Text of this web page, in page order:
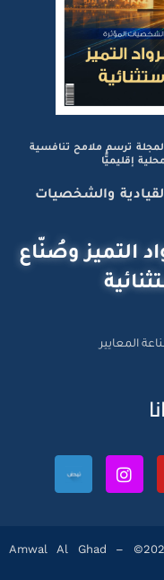
ترسم ملامح تنافسية
إقليميًّا
والشخصيات
التميز وصُنّاع
المعايير
Amwal Al Ghad –